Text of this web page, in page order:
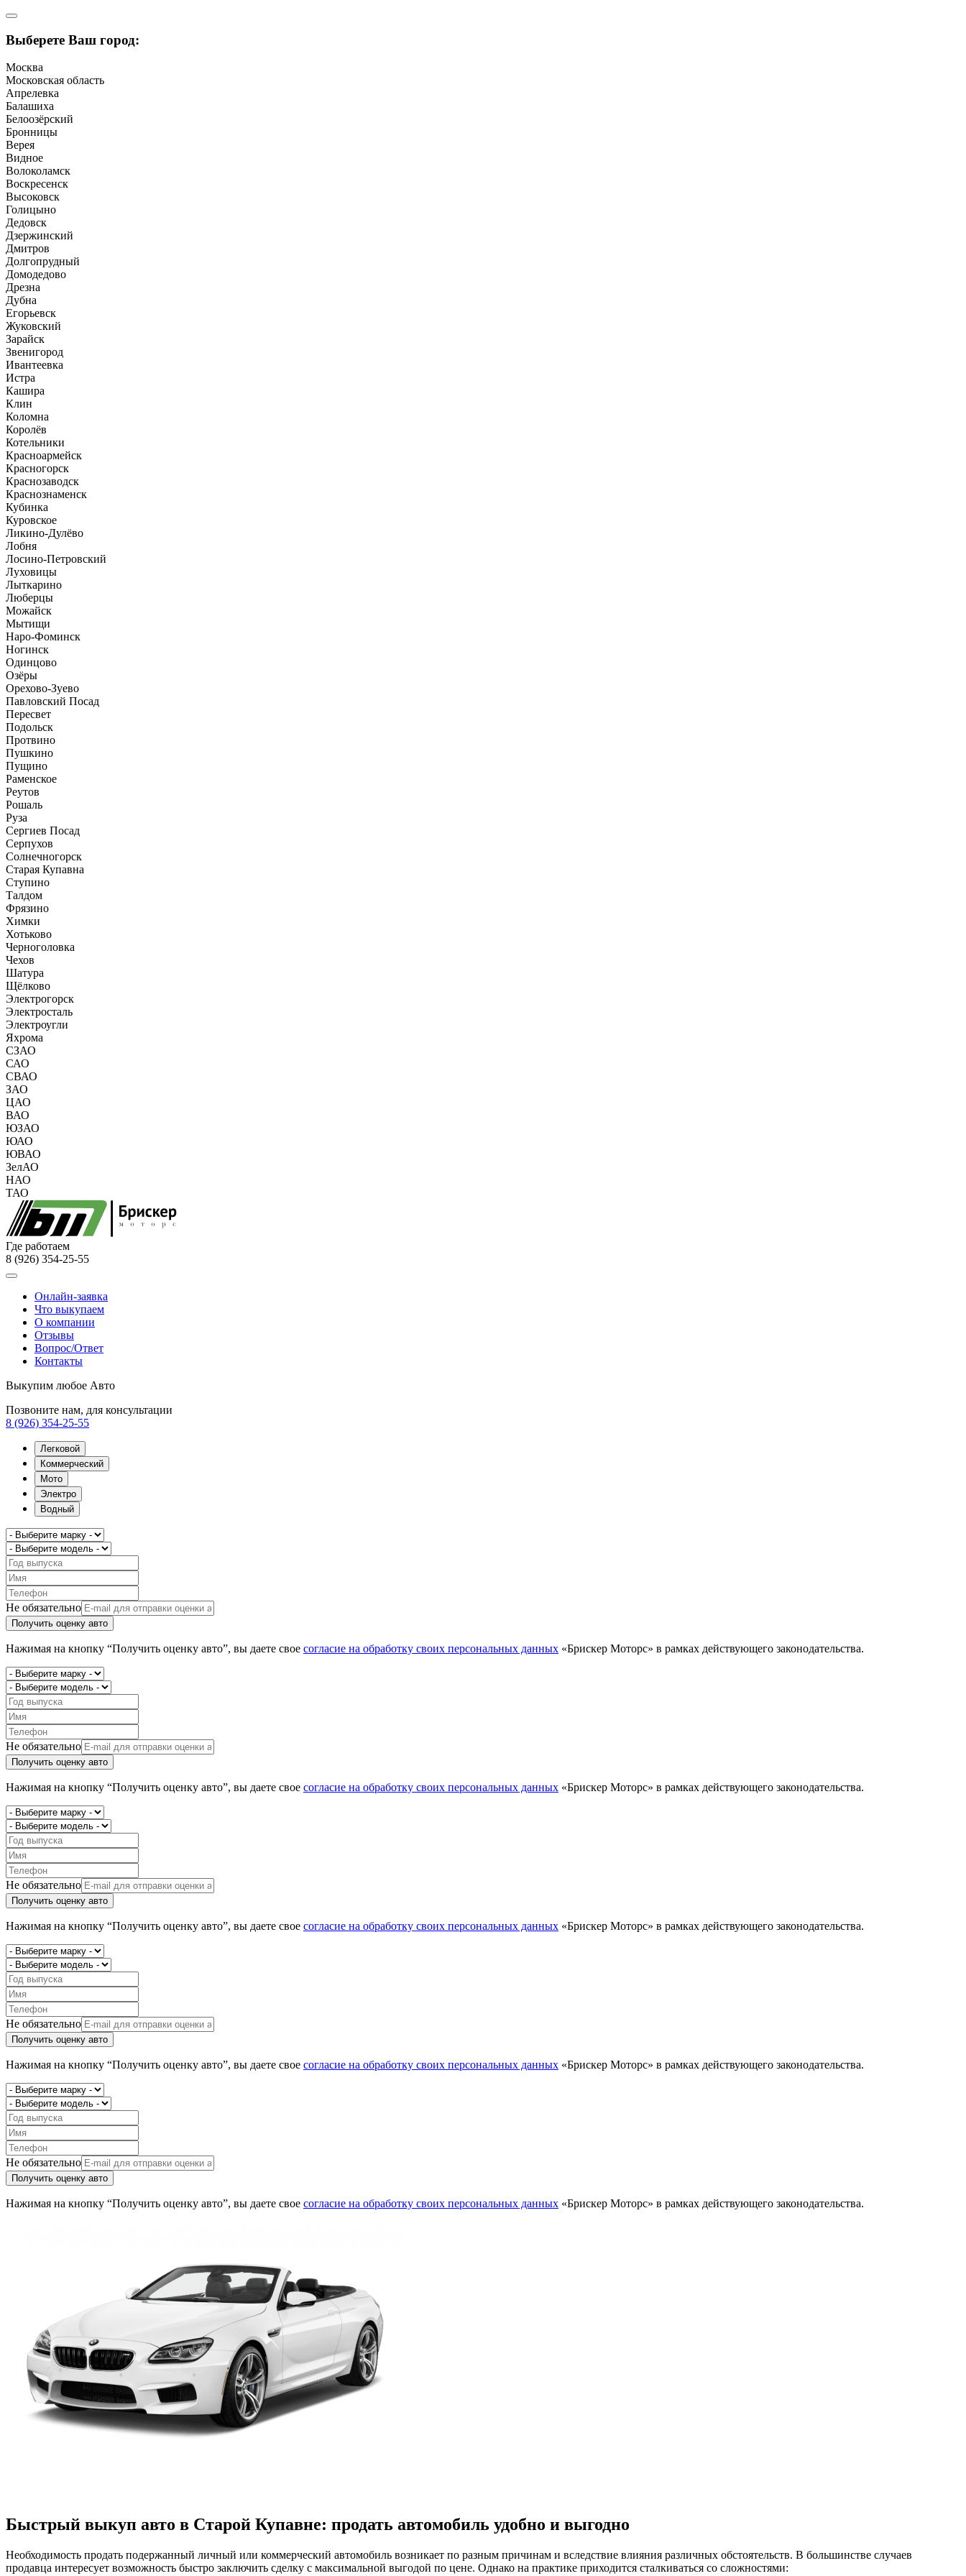
Выберете Ваш город:
Москва
Московская область
Апрелевка
Балашиха
Белоозёрский
Бронницы
Верея
Видное
Волоколамск
Воскресенск
Высоковск
Голицыно
Дедовск
Дзержинский
Дмитров
Долгопрудный
Домодедово
Дрезна
Дубна
Егорьевск
Жуковский
Зарайск
Звенигород
Ивантеевка
Истра
Кашира
Клин
Коломна
Королёв
Котельники
Красноармейск
Красногорск
Краснозаводск
Краснознаменск
Кубинка
Куровское
Ликино-Дулёво
Лобня
Лосино-Петровский
Луховицы
Лыткарино
Люберцы
Можайск
Мытищи
Наро-Фоминск
Ногинск
Одинцово
Озёры
Орехово-Зуево
Павловский Посад
Пересвет
Подольск
Протвино
Пушкино
Пущино
Раменское
Реутов
Рошаль
Руза
Сергиев Посад
Серпухов
Солнечногорск
Старая Купавна
Ступино
Талдом
Фрязино
Химки
Хотьково
Черноголовка
Чехов
Шатура
Щёлково
Электрогорск
Электросталь
Электроугли
Яхрома
СЗАО
САО
СВАО
ЗАО
ЦАО
ВАО
ЮЗАО
ЮАО
ЮВАО
ЗелАО
НАО
ТАО
Где работаем
8 (926) 354-25-55
Онлайн-заявка
Что выкупаем
О компании
Отзывы
Вопрос/Ответ
Контакты
Выкупим любое Авто
Позвоните нам, для консультации
8 (926) 354-25-55
Легковой
Коммерческий
Мото
Электро
Водный
Не обязательно
Получить оценку авто
Нажимая на кнопку “Получить оценку авто”, вы даете свое согласие на обработку своих персональных данных «Брискер Моторс» в рамках действующего законодательства.
Не обязательно
Получить оценку авто
Нажимая на кнопку “Получить оценку авто”, вы даете свое согласие на обработку своих персональных данных «Брискер Моторс» в рамках действующего законодательства.
Не обязательно
Получить оценку авто
Нажимая на кнопку “Получить оценку авто”, вы даете свое согласие на обработку своих персональных данных «Брискер Моторс» в рамках действующего законодательства.
Не обязательно
Получить оценку авто
Нажимая на кнопку “Получить оценку авто”, вы даете свое согласие на обработку своих персональных данных «Брискер Моторс» в рамках действующего законодательства.
Не обязательно
Получить оценку авто
Нажимая на кнопку “Получить оценку авто”, вы даете свое согласие на обработку своих персональных данных «Брискер Моторс» в рамках действующего законодательства.
Быстрый выкуп авто в Старой Купавне: продать автомобиль удобно и выгодно
Необходимость продать подержанный личный или коммерческий автомобиль возникает по разным причинам и вследствие влияния различных обстоятельств. В большинстве случаев
продавца интересует возможность быстро заключить сделку с максимальной выгодой по цене. Однако на практике приходится сталкиваться со сложностями: